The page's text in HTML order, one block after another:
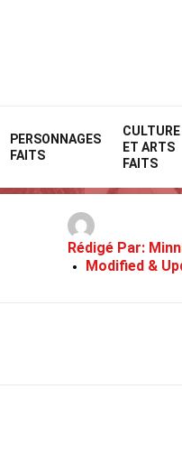
PERSONNAGES
FAITS
CULTURE
ET ARTS
FAITS
Rédigé Par:
Modified &